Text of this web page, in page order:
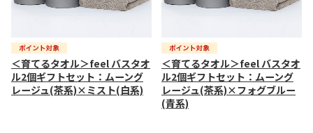
＜育てるタオル＞feel バスタオ
ル2個ギフトセット：ムーング
レージュ(茶系)×ミスト(白系)
＜育てるタオル＞feel バスタオ
ル2個ギフトセット：ムーング
レージュ(茶系)×フォグブルー
(青系)